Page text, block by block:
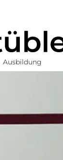
Ausbildung